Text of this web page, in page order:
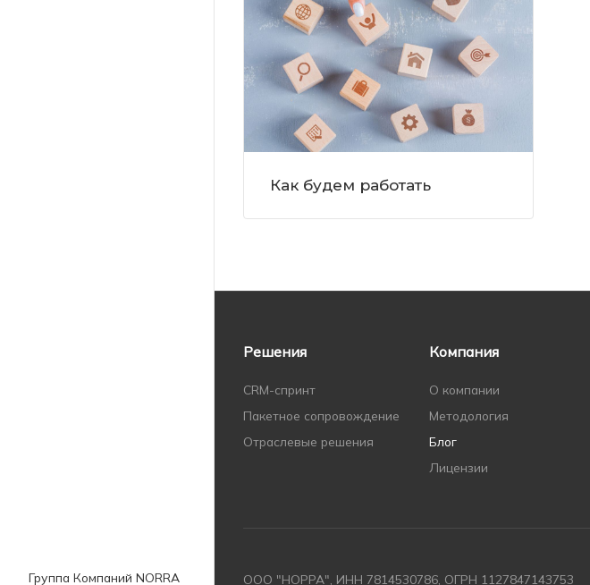
Группа Компаний NORRA
Как будем работать
Решения
CRM-спринт
Пакетное сопровождение
Отраслевые решения
Компания
О компании
Методология
Блог
Лицензии
ООО "НОРРА", ИНН 7814530786, ОГРН 1127847143753